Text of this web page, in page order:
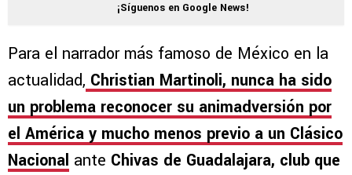
¡Síguenos en Google News!
Para el narrador más famoso de México en la
actualidad, Christian Martinoli, nunca ha sido
un problema reconocer su animadversión por
el América y mucho menos previo a un Clásico
Nacional ante Chivas de Guadalajara, club que